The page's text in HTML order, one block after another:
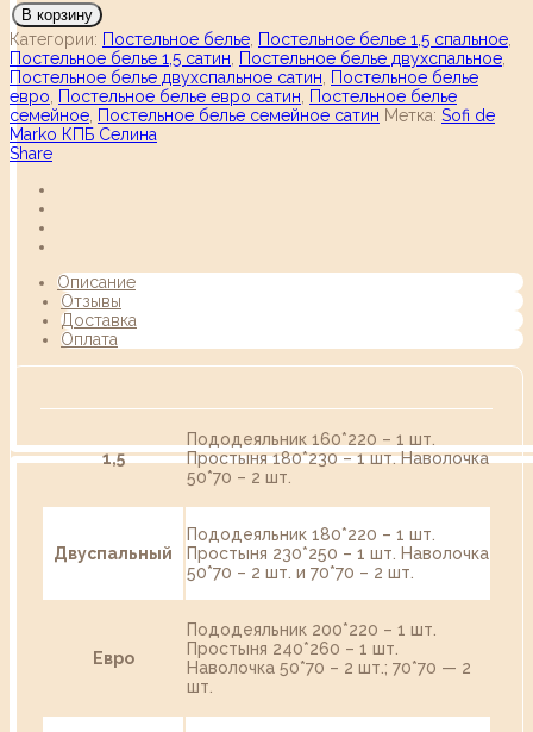
В корзину
Категории: Постельное белье Постельное белье 1,5 спальное
Постельное белье 1,5 сатин
Постельное белье двухспальное
Постельное белье двухспальное сатин
Постельное белье
евро
Постельное белье евро сатин
Постельное белье
семейное Постельное белье семейное сатин Метка: Sofi de
Marko КПБ Селина
Share
Описание
Отзывы
Доставка
Оплата
1,5
Пододеяльник 160*220 – 1 шт.
Простыня 180*230 – 1 шт. Наволочка
50*70 – 2 шт.
Двуспальный
Пододеяльник 180*220 – 1 шт.
Простыня 230*250 – 1 шт. Наволочка
50*70 – 2 шт. и 70*70 – 2 шт.
Евро
Пододеяльник 200*220 – 1 шт.
Простыня 240*260 – 1 шт.
Наволочка 50*70 – 2 шт.; 70*70 — 2
шт.